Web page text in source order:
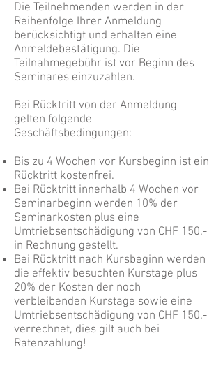
Die Teilnehmenden werden in der
Reihenfolge Ihrer Anmeldung
berücksichtigt und erhalten eine
Anmeldebestätigung. Die
Teilnahmegebühr ist vor Beginn des
Seminares einzuzahlen.
Bei Rücktritt von der Anmeldung
gelten folgende
Geschäftsbedingungen:
Bis zu 4 Wochen vor Kursbeginn ist ein
Rücktritt kostenfrei.
Bei Rücktritt innerhalb 4 Wochen vor
Seminarbeginn werden 10% der
Seminarkosten plus eine
Umtriebsentschädigung von CHF 150.-
in Rechnung gestellt.
Bei Rücktritt nach Kursbeginn werden
die effektiv besuchten Kurstage plus
20% der Kosten der noch
verbleibenden Kurstage sowie eine
Umtriebsentschädigung von CHF 150.-
verrechnet, dies gilt auch bei
Ratenzahlung!